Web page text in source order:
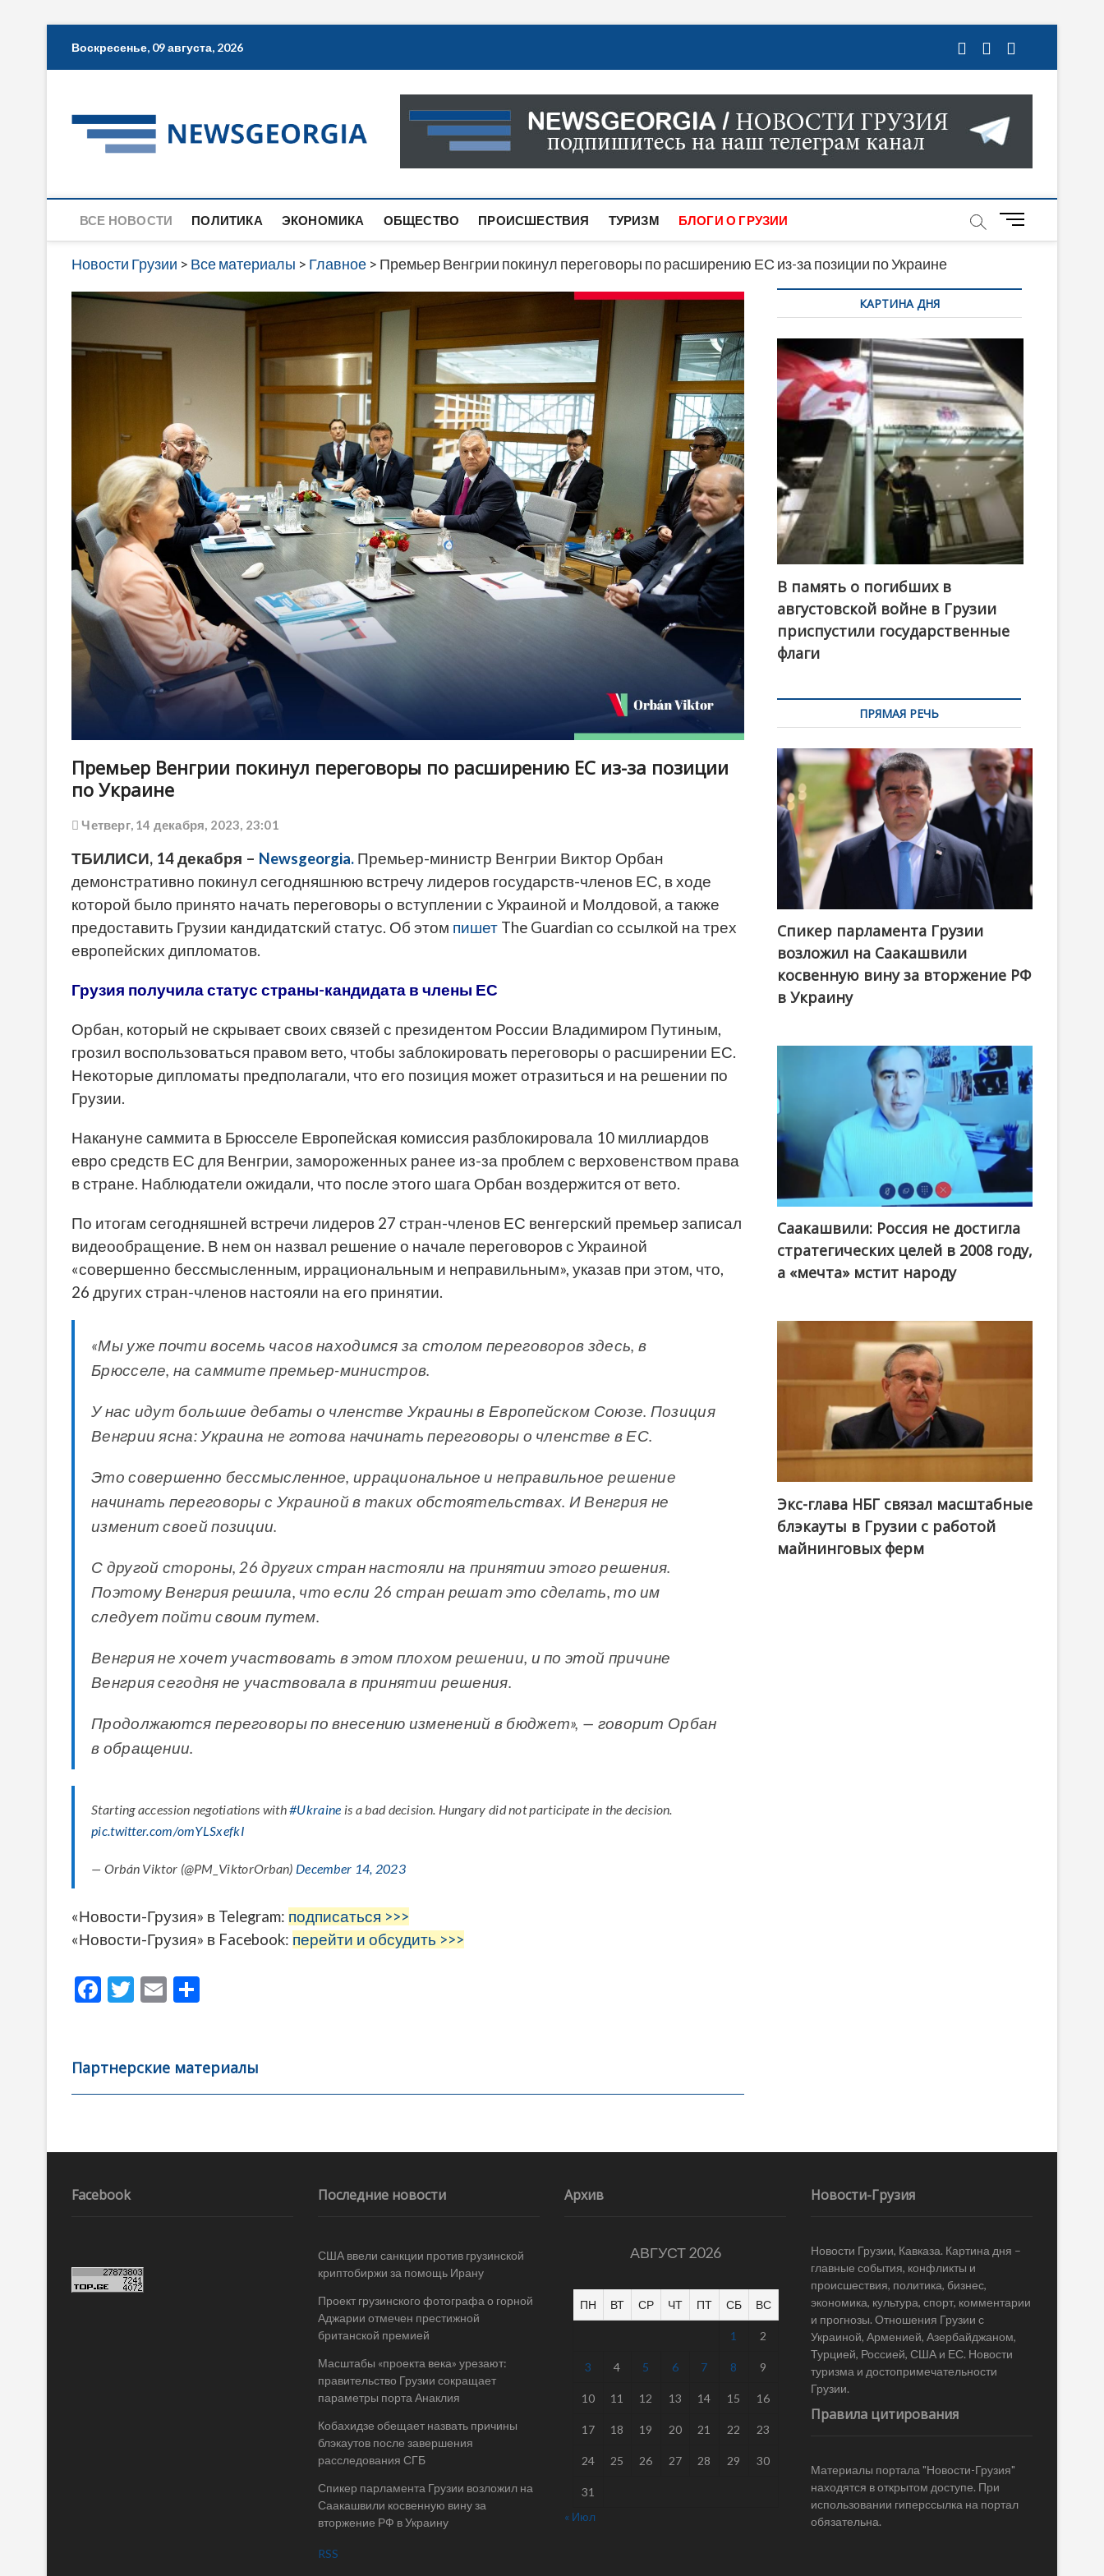
Воскресенье, 09 августа, 2026
Новости Грузии
САМАЯ АКТУАЛЬНАЯ ИНФОРМАЦИЯ О СОБЫТИЯХ В ГРУЗИИ. НОВОСТИ ГРУЗИИ ОНЛАЙН. НА
САЙТЕ ВЫ НАЙДЕТЕ НОВОСТИ ПОЛИТИКИ, ЭКОНОМИКИ, КУЛЬТУРЫ, СПОРТА И МНОГОЕ
ВСЕ НОВОСТИ ПОЛИТИКА ЭКОНОМИКА ОБЩЕСТВО ПРОИСШЕСТВИЯ ТУРИЗМ БЛОГИ О ГРУЗИИ
M
e
o
n
Новости Грузии > Все материалы > Главное > Премьер Венгрии покинул переговоры по расширению ЕС из-за позиции по Украине
Премьер Венгрии покинул переговоры по расширению ЕС из-за позиции
по Украине
Четверг, 14 декабря, 2023, 23:01
ТБИЛИСИ, 14 декабря – Newsgeorgia. Премьер-министр Венгрии Виктор Орбан
демонстративно покинул сегодняшнюю встречу лидеров государств-членов ЕС, в ходе
которой было принято начать переговоры о вступлении с Украиной и Молдовой, а также
предоставить Грузии кандидатский статус. Об этом пишет The Guardian со ссылкой на трех
европейских дипломатов.
Грузия получила статус страны-кандидата в члены ЕС
Орбан, который не скрывает своих связей с президентом России Владимиром Путиным,
грозил воспользоваться правом вето, чтобы заблокировать переговоры о расширении ЕС.
Некоторые дипломаты предполагали, что его позиция может отразиться и на решении по
Грузии.
Накануне саммита в Брюсселе Европейская комиссия разблокировала 10 миллиардов
евро средств ЕС для Венгрии, замороженных ранее из-за проблем с верховенством права
в стране. Наблюдатели ожидали, что после этого шага Орбан воздержится от вето.
По итогам сегодняшней встречи лидеров 27 стран-членов ЕС венгерский премьер записал
видеообращение. В нем он назвал решение о начале переговоров с Украиной
«совершенно бессмысленным, иррациональным и неправильным», указав при этом, что,
26 других стран-членов настояли на его принятии.
«Мы уже почти восемь часов находимся за столом переговоров здесь, в
Брюсселе, на саммите премьер-министров.
У нас идут большие дебаты о членстве Украины в Европейском Союзе. Позиция
Венгрии ясна: Украина не готова начинать переговоры о членстве в ЕС.
Это совершенно бессмысленное, иррациональное и неправильное решение
начинать переговоры с Украиной в таких обстоятельствах. И Венгрия не
изменит своей позиции.
С другой стороны, 26 других стран настояли на принятии этого решения.
Поэтому Венгрия решила, что если 26 стран решат это сделать, то им
следует пойти своим путем.
Венгрия не хочет участвовать в этом плохом решении, и по этой причине
Венгрия сегодня не участвовала в принятии решения.
Продолжаются переговоры по внесению изменений в бюджет», — говорит Орбан
в обращении.
Starting accession negotiations with#Ukraine is a bad decision. Hungary did not participate in the decision.
pic.twitter.com/omYLSxefkI
— Orbán Viktor (@PM_ViktorOrban) December 14, 2023
«Новости-Грузия» в Telegram: подписаться >>>
«Новости-Грузия» в Facebook: перейти и обсудить >>>
F
b
o
k
T
er
E
l
а
в
ть
Партнерские материалы
Навигация
записям
КАРТИНА ДНЯ
В память о погибших в
августовской войне в Грузии
приспустили государственные
флаги
ПРЯМАЯ РЕЧЬ
Спикер парламента Грузии
возложил на Саакашвили
косвенную вину за вторжение РФ
в Украину
Саакашвили: Россия не достигла
стратегических целей в 2008 году,
а «мечта» мстит народу
Экс-глава НБГ связал масштабные
блэкауты в Грузии с работой
майнинговых ферм
Facebook Последние новости
США ввели санкции против грузинской
криптобиржи за помощь Ирану
Проект грузинского фотографа о горной
Аджарии отмечен престижной
британской премией
Масштабы «проекта века» урезают:
правительство Грузии сокращает
параметры порта Анаклия
Кобахидзе обещает назвать причины
блэкаутов после завершения
расследования СГБ
Спикер парламента Грузии возложил на
Саакашвили косвенную вину за
вторжение РФ в Украину
RSS
Архив
АВГУСТ 2026
ПН ВТ СР ЧТ ПТ СБ ВС
1 2
3 4 5 6 7 8 9
10 11 12 13 14 15 16
17 18 19 20 21 22 23
24 25 26 27 28 29 30
31
« Июл
Новости-Грузия
Новости Грузии, Кавказа. Картина дня –
главные события, конфликты и
происшествия, политика, бизнес,
экономика, культура, спорт, комментарии
и прогнозы. Отношения Грузии с
Украиной, Арменией, Азербайджаном,
Турцией, Россией, США и ЕС. Новости
туризма и достопримечательности
Грузии.
Правила цитирования
Материалы портала "Новости-Грузия"
находятся в открытом доступе. При
использовании гиперссылка на портал
обязательна.